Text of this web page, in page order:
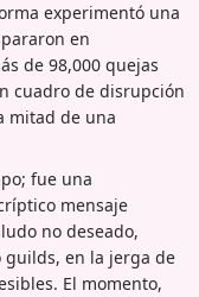
experimentó una
en
de 98,000 quejas
cuadro de disrupción
mitad de una
fue una
mensaje
no deseado,
en la jerga de
El momento,